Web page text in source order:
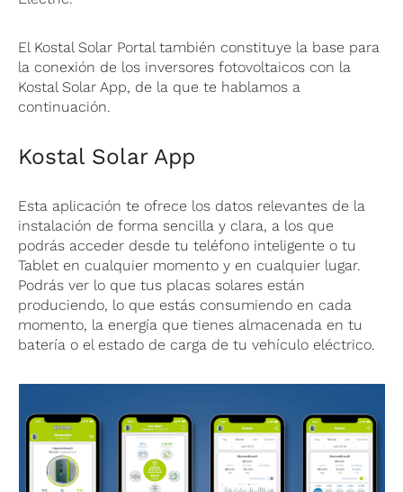
El Kostal Solar Portal también constituye la base para
la conexión de los inversores fotovoltaicos con la
Kostal Solar App, de la que te hablamos a
continuación.
Kostal Solar App
Esta aplicación te ofrece los datos relevantes de la
instalación de forma sencilla y clara, a los que
podrás acceder desde tu teléfono inteligente o tu
Tablet en cualquier momento y en cualquier lugar.
Podrás ver lo que tus placas solares están
produciendo, lo que estás consumiendo en cada
momento, la energía que tienes almacenada en tu
batería o el estado de carga de tu vehículo eléctrico.